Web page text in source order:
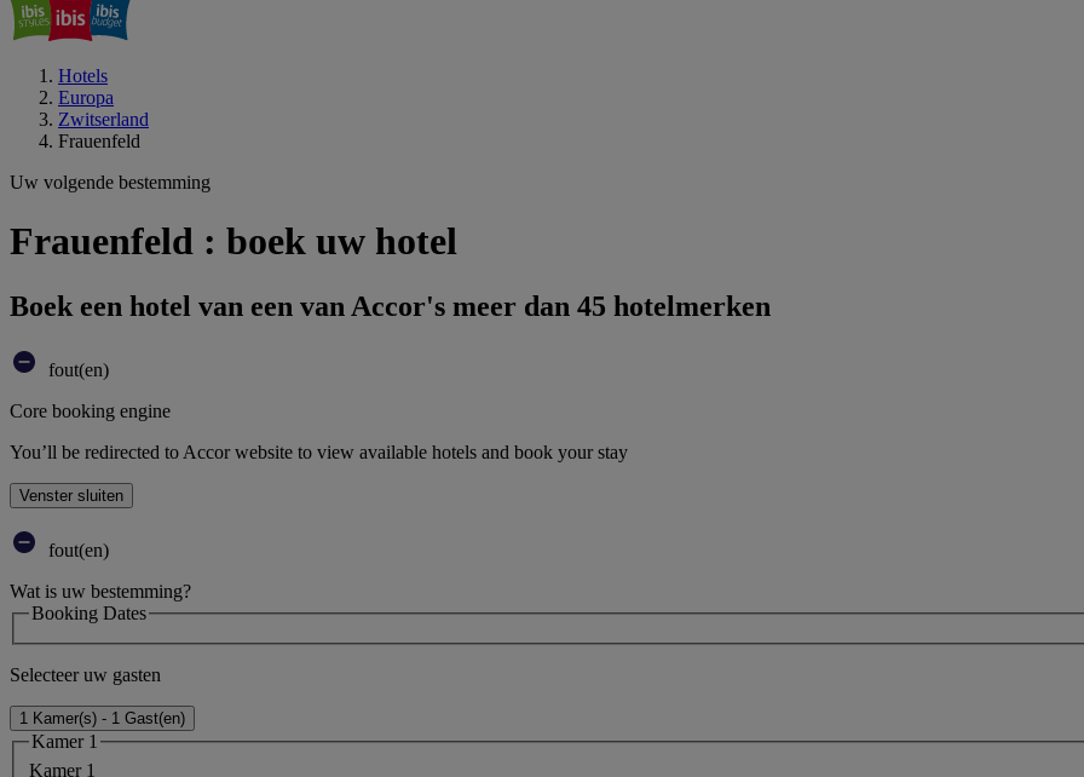
Hotels
Europa
Zwitserland
Frauenfeld
Uw volgende bestemming
Frauenfeld : boek uw hotel
Boek een hotel van een van Accor's meer dan 45 hotelmerken
fout(en)
Core booking engine
You’ll be redirected to Accor website to view available hotels and book your stay
Venster sluiten
fout(en)
Wat is uw bestemming?
Booking Dates
Selecteer uw gasten
1 Kamer(s) - 1 Gast(en)
Kamer 1
Kamer 1